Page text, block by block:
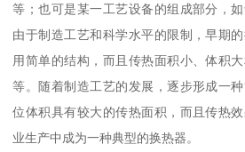
等；也可是某一工艺设备的组成部分，如
由于制造工艺和科学水平的限制，早期
用简单的结构，而且传热面积小、体积
等。随着制造工艺的发展，逐步形成一
位体积具有较大的传热面积，而且传热
业生产中成为一种典型的换热器。